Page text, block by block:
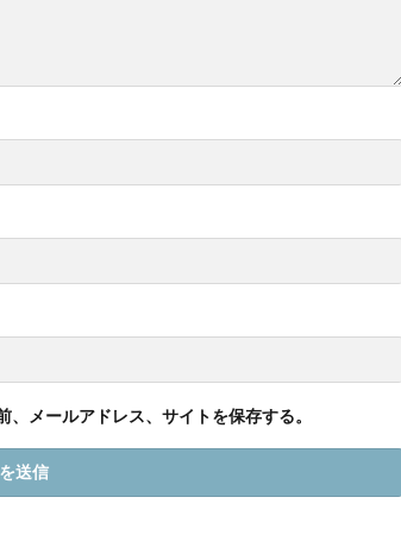
メールアドレス、サイトを保存する。